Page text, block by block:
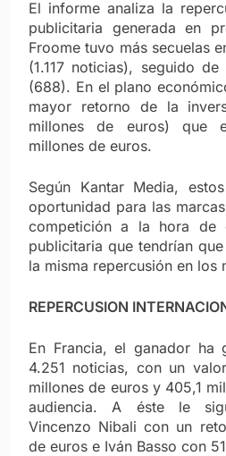
El informe analiza la
publicitaria generada en
Froome tuvo más secuelas
(1.117 noticias), seguido
(688). En el plano
mayor retorno de la
millones de euros) que
millones de euros.
Según Kantar Media,
oportunidad para las
competición a la hora de
publicitaria que tendrían
la misma repercusión en los
REPERCUSION
En Francia, el ganador ha
4.251 noticias, con un
millones de euros y 405,1
audiencia. A éste le
Vincenzo Nibali con un
de euros e Iván Basso con